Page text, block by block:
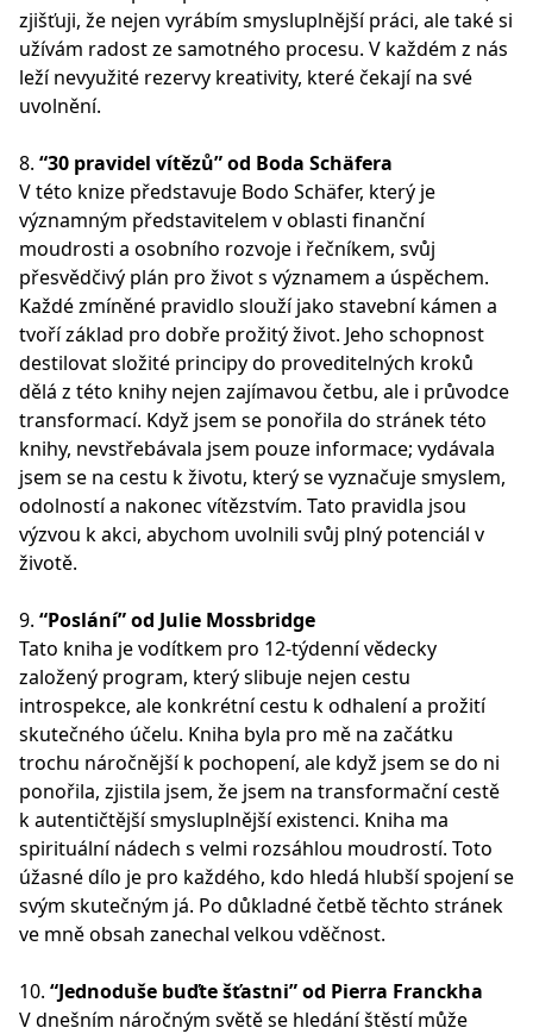
zjišťuji, že nejen vyrábím smysluplnější práci, ale také si
užívám radost ze samotného procesu. V každém z nás
leží nevyužité rezervy kreativity, které čekají na své
uvolnění.
8. “30 pravidel vítězů” od Boda Schäfera
V této knize představuje Bodo Schäfer, který je
významným představitelem v oblasti finanční
moudrosti a osobního rozvoje i řečníkem, svůj
přesvědčivý plán pro život s významem a úspěchem.
Každé zmíněné pravidlo slouží jako stavební kámen a
tvoří základ pro dobře prožitý život. Jeho schopnost
destilovat složité principy do proveditelných kroků
dělá z této knihy nejen zajímavou četbu, ale i průvodce
transformací. Když jsem se ponořila do stránek této
knihy, nevstřebávala jsem pouze informace; vydávala
jsem se na cestu k životu, který se vyznačuje smyslem,
odolností a nakonec vítězstvím. Tato pravidla jsou
výzvou k akci, abychom uvolnili svůj plný potenciál v
životě.
9. “Poslání” od Julie Mossbridge
Tato kniha je vodítkem pro 12-týdenní vědecky
založený program, který slibuje nejen cestu
introspekce, ale konkrétní cestu k odhalení a prožití
skutečného účelu. Kniha byla pro mě na začátku
trochu náročnější k pochopení, ale když jsem se do ni
ponořila, zjistila jsem, že jsem na transformační cestě
k autentičtější smysluplnější existenci. Kniha ma
spirituální nádech s velmi rozsáhlou moudrostí. Toto
úžasné dílo je pro každého, kdo hledá hlubší spojení se
svým skutečným já. Po důkladné četbě těchto stránek
ve mně obsah zanechal velkou vděčnost.
10. “Jednoduše buďte šťastni” od Pierra Franckha
V dnešním náročným světě se hledání štěstí může